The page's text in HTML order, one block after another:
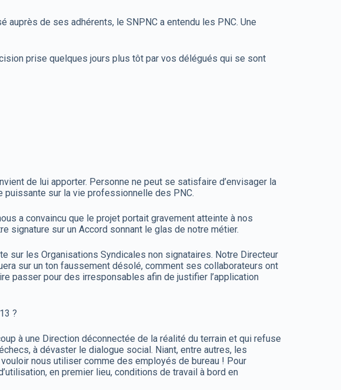
auprès de ses adhérents, le SNPNC a entendu les PNC. Une
prise quelques jours plus tôt par vos délégués qui se sont
de lui apporter. Personne ne peut se satisfaire d’envisager la
puissante sur la vie professionnelle des PNC.
a convaincu que le projet portait gravement atteinte à nos
signature sur un Accord sonnant le glas de notre métier.
sur les Organisations Syndicales non signataires. Notre Directeur
sur un ton faussement désolé, comment ses collaborateurs ont
passer pour des irresponsables afin de justifier l’application
?
à une Direction déconnectée de la réalité du terrain et qui refuse
à dévaster le dialogue social. Niant, entre autres, les
nous utiliser comme des employés de bureau ! Pour
en premier lieu, conditions de travail à bord en